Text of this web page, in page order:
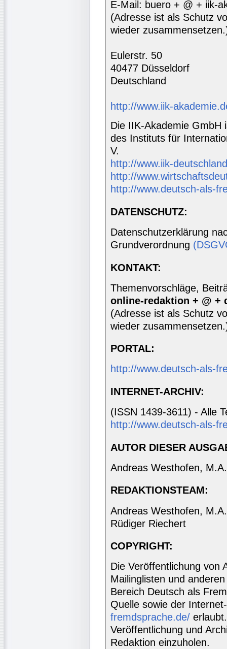
E-Mail: buero + @ + iik-
(Adresse ist als Schutz
wieder
Eulerstr. 50
40477 Düsseldorf
Deutschland
http://www.iik-
Die IIK-Akademie GmbH
des Instituts für
V.
http://www.iik-
http://
http://www.deutsch-als-
DATENSCHUTZ:
Datenschutzerklärung
Grundverordnung
KONTAKT:
Themenvorschläge,
online-redaktion + @ +
(Adresse ist als Schutz
wieder
PORTAL:
http://www.deutsch-als-
INTERNET-ARCHIV:
(ISSN 1439-3611) - Alle
http://www.deutsch-als-
AUTOR DIESER
Andreas Westhofen, M.A.
REDAKTIONSTEAM:
Andreas Westhofen,
Rüdiger Riechert
COPYRIGHT:
Die Veröffentlichung von
Mailinglisten und
Bereich Deutsch als
Quelle sowie der
fremdsprache.de/
Veröffentlichung und
Redaktion einzuholen.